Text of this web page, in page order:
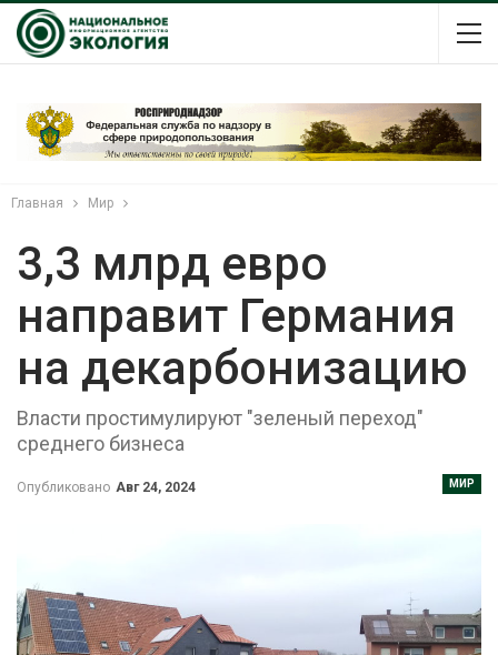
Главная Мир
3,3 млрд евро
направит Германия
на декарбонизацию
Власти простимулируют "зеленый переход"
среднего бизнеса
МИР
Опубликовано Авг 24, 2024